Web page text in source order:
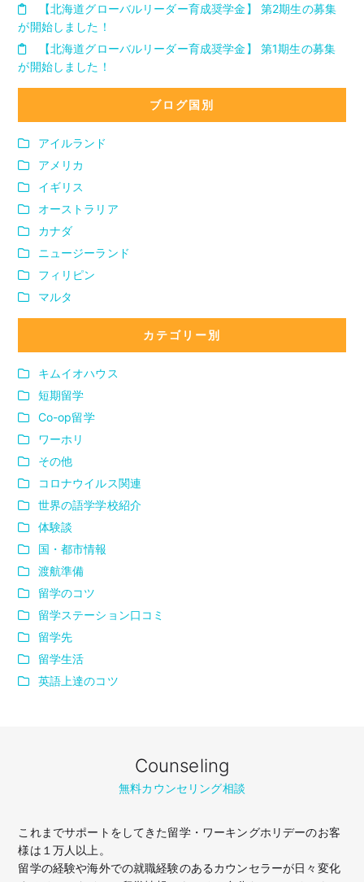
【北海道グローバルリーダー育成奨学金】 第2期生の募集
が開始しました！
【北海道グローバルリーダー育成奨学金】 第1期生の募集
が開始しました！
ブログ国別
アイルランド
アメリカ
イギリス
オーストラリア
カナダ
ニュージーランド
フィリピン
マルタ
カテゴリー別
キムイオハウス
短期留学
Co-op留学
ワーホリ
その他
コロナウイルス関連
世界の語学学校紹介
体験談
国・都市情報
渡航準備
留学のコツ
留学ステーション口コミ
留学先
留学生活
英語上達のコツ
Counseling
無料カウンセリング相談
これまでサポートをしてきた留学・ワーキングホリデーのお客
様は１万人以上。
留学の経験や海外での就職経験のあるカウンセラーが日々変化